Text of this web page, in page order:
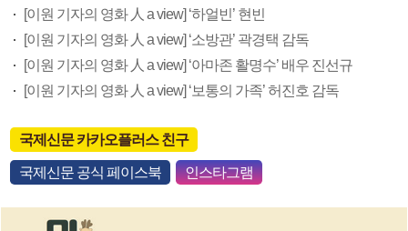
[이원 기자의 영화 人 a view] ‘하얼빈’ 현빈
[이원 기자의 영화 人 a view] ‘소방관’ 곽경택 감독
[이원 기자의 영화 人 a view] ‘아마존 활명수’ 배우 진선규
[이원 기자의 영화 人 a view] ‘보통의 가족’ 허진호 감독
국제신문 카카오플러스 친구
국제신문 공식 페이스북 인스타그램